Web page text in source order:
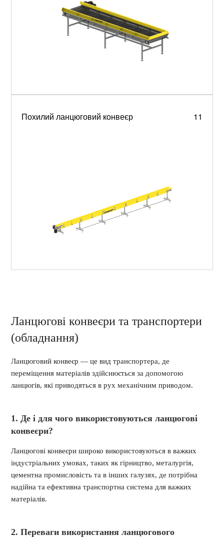
Похилий ланцюговий конвеєр 11
Ланцюгові конвеєри та транспортери
(обладнання)
Ланцюговий конвеєр — це вид транспортера, де
переміщення матеріалів здійснюється за допомогою
ланцюгів, які приводяться в рух механічним приводом.
1. Де і для чого використовуються ланцюгові
конвеєри?
Ланцюгові конвеєри широко використовуються в важких
індустріальних умовах, таких як гірництво, металургія,
цементна промисловість та в інших галузях, де потрібна
надійна та ефективна транспортна система для важких
матеріалів.
2. Переваги використання ланцюгового